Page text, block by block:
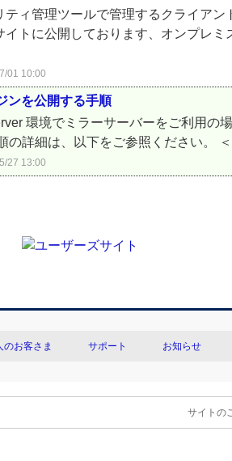
ティ管理ツールで管理するクライア
イトに公開しております、オンプレ
01 10:00
ンを公開する手順
環境でミラーサーバーをご利用の
の詳細は、以下をご参照ください。
27 13:00
のお客さま サポート お知らせ
サイトの